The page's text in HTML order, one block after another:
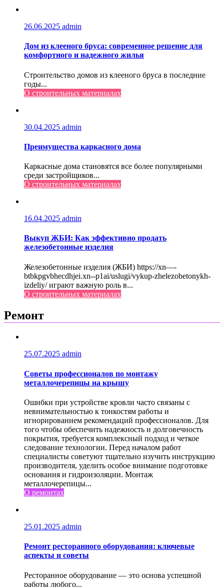
26.06.2025 admin
Дом из клееного бруса: современное решение для
комфортного и надежного жилья
Строительство домов из клееного бруса в последние
годы...
О строительных материалах
30.04.2025 admin
Преимущества каркасного дома
Каркасные дома становятся все более популярными
среди застройщиков...
О строительных материалах
16.04.2025 admin
Выкуп ЖБИ: Как эффективно продать
железобетонные изделия
Железобетонные изделия (ЖБИ) https://xn—-
btbkpgvbhecdhjei.xn--p1ai/uslugi/vykup-zhelezobetonykh-
izdeliy/ играют важную роль в...
О строительных материалах
Ремонт
25.07.2025 admin
Советы профессионалов по монтажу
металлочерепицы на крышу
Ошибки при устройстве кровли часто связаны с
невнимательностью к тонкостям работы и
игнорированием рекомендаций профессионалов. Для
того чтобы обеспечить надежность и долговечность
покрытия, требуется комплексный подход и четкое
следование технологии. Перед началом работ
специалисты советуют тщательно изучить инструкцию
производителя, уделить особое внимание подготовке
основания и гидроизоляции. Монтаж
металлочерепицы...
О ремонтах
25.01.2025 admin
Ремонт ресторанного оборудования: ключевые
аспекты и советы
Ресторанное оборудование — это основа успешной
работы любого...